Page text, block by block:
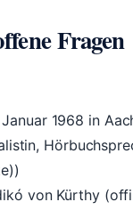
Fragen
1968 in
von Kürthy